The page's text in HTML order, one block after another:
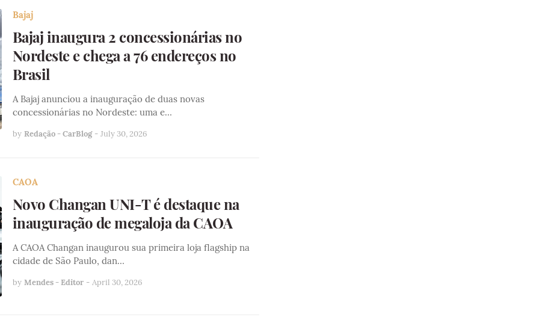
Bajaj
Bajaj inaugura 2 concessionárias no
Nordeste e chega a 76 endereços no
Brasil
A Bajaj anunciou a inauguração de duas novas
concessionárias no Nordeste: uma e…
by Redação - CarBlog - July 30, 2026
CAOA
Novo Changan UNI-T é destaque na
inauguração de megaloja da CAOA
A CAOA Changan inaugurou sua primeira loja flagship na
cidade de São Paulo, dan…
by Mendes - Editor - April 30, 2026